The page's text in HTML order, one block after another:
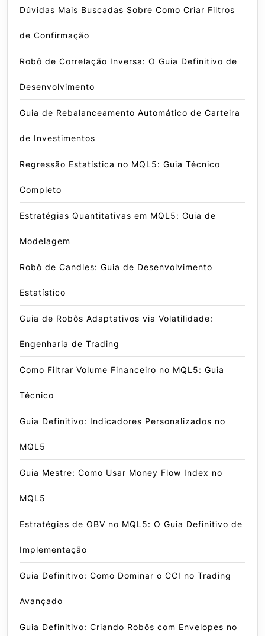
Dúvidas Mais Buscadas Sobre Como Criar Filtros
de Confirmação
Robô de Correlação Inversa: O Guia Definitivo de
Desenvolvimento
Guia de Rebalanceamento Automático de Carteira
de Investimentos
Regressão Estatística no MQL5: Guia Técnico
Completo
Estratégias Quantitativas em MQL5: Guia de
Modelagem
Robô de Candles: Guia de Desenvolvimento
Estatístico
Guia de Robôs Adaptativos via Volatilidade:
Engenharia de Trading
Como Filtrar Volume Financeiro no MQL5: Guia
Técnico
Guia Definitivo: Indicadores Personalizados no
MQL5
Guia Mestre: Como Usar Money Flow Index no
MQL5
Estratégias de OBV no MQL5: O Guia Definitivo de
Implementação
Guia Definitivo: Como Dominar o CCI no Trading
Avançado
Guia Definitivo: Criando Robôs com Envelopes no